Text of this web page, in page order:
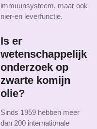
immuunsysteem, maar ook
nier-en leverfunctie.
Is er
wetenschappelijk
onderzoek op
zwarte komijn
olie?
Sinds 1959 hebben meer
dan 200 internationale